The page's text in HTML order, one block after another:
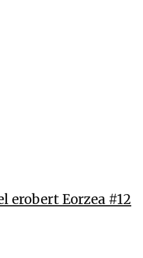
erobert Eorzea #12